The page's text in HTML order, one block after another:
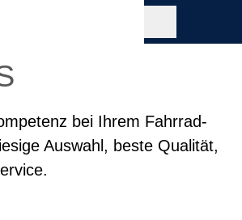
bei Ihrem Fahrrad-
Auswahl, beste Qualität,